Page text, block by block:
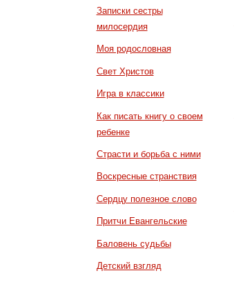
Записки сестры
милосердия
Моя родословная
Свет Христов
Игра в классики
Как писать книгу о своем
ребенке
Страсти и борьба с ними
Воскресные странствия
Сердцу полезное слово
Притчи Евангельские
Баловень судьбы
Детский взгляд